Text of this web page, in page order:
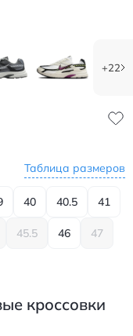
+22
Таблица размеров
40 40.5 41
45.5 46 47
кроссовки